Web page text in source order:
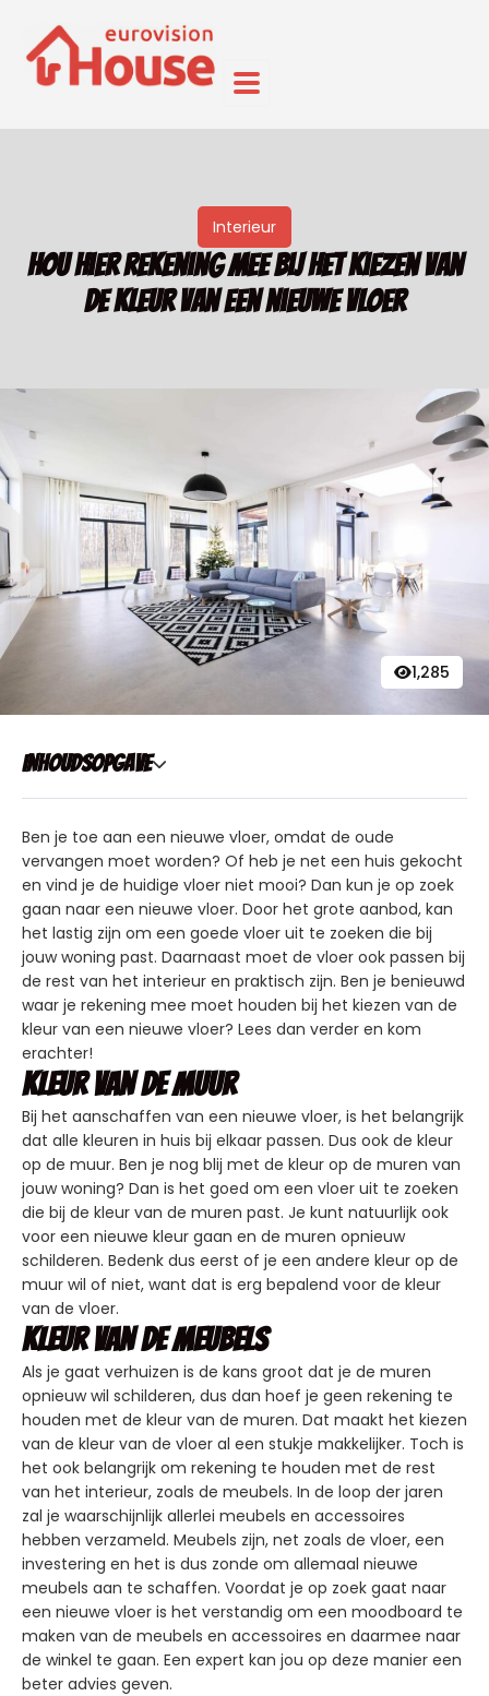
1,285
Interieur
Hou hier rekening mee bij het kiezen van
de kleur van een nieuwe vloer
Inhoudsopgave
Ben je toe aan een nieuwe vloer, omdat de oude
vervangen moet worden? Of heb je net een huis gekocht
en vind je de huidige vloer niet mooi? Dan kun je op zoek
gaan naar een nieuwe vloer. Door het grote aanbod, kan
het lastig zijn om een goede vloer uit te zoeken die bij
jouw woning past. Daarnaast moet de vloer ook passen bij
de rest van het interieur en praktisch zijn. Ben je benieuwd
waar je rekening mee moet houden bij het kiezen van de
kleur van een nieuwe vloer? Lees dan verder en kom
erachter!
Kleur van de muur
Bij het aanschaffen van een nieuwe vloer, is het belangrijk
dat alle kleuren in huis bij elkaar passen. Dus ook de kleur
op de muur. Ben je nog blij met de kleur op de muren van
jouw woning? Dan is het goed om een vloer uit te zoeken
die bij de kleur van de muren past. Je kunt natuurlijk ook
voor een nieuwe kleur gaan en de muren opnieuw
schilderen. Bedenk dus eerst of je een andere kleur op de
muur wil of niet, want dat is erg bepalend voor de kleur
van de vloer.
Kleur van de meubels
Als je gaat verhuizen is de kans groot dat je de muren
opnieuw wil schilderen, dus dan hoef je geen rekening te
houden met de kleur van de muren. Dat maakt het kiezen
van de kleur van de vloer al een stukje makkelijker. Toch is
het ook belangrijk om rekening te houden met de rest
van het interieur, zoals de meubels. In de loop der jaren
zal je waarschijnlijk allerlei meubels en accessoires
hebben verzameld. Meubels zijn, net zoals de vloer, een
investering en het is dus zonde om allemaal nieuwe
meubels aan te schaffen. Voordat je op zoek gaat naar
een nieuwe vloer is het verstandig om een moodboard te
maken van de meubels en accessoires en daarmee naar
de winkel te gaan. Een expert kan jou op deze manier een
beter advies geven.